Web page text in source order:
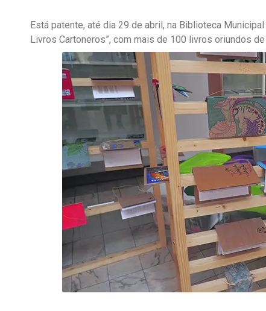
Está patente, até dia 29 de abril, na Biblioteca
Livros Cartoneros”, com mais de 100 livros oriundos